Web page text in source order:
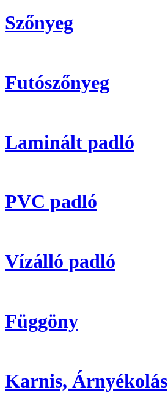
Szőnyeg
Futószőnyeg
Laminált padló
PVC padló
Vízálló padló
Függöny
Karnis, Árnyékolás